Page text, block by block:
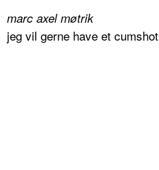
marc axel møtrik
jeg vil gerne have et cumshot